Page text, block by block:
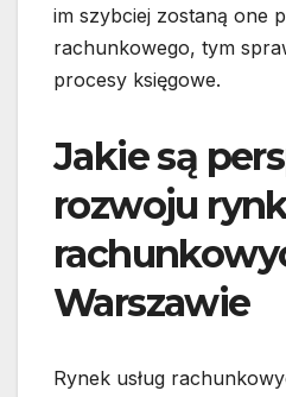
im szybciej zostaną one
rachunkowego, tym
procesy księgowe.
Jakie są
rozwoju
Warszawie
Rynek usług